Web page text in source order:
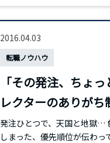
2016.04.03
転職ノウハウ
「その発注、ちょ
レクターのありが
発注ひとつで、天国と地獄…
しまった、優先順位が伝わ